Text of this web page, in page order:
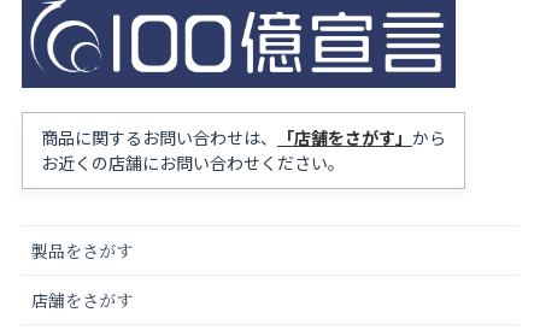
商品に関するお問い合わせは、 「店舗をさがす」 から
お近くの店舗にお問い合わせください。
製品をさがす
店舗をさがす